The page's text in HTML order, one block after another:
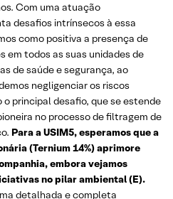
Com uma atuação
desafios intrínsecos à essa
como positiva a presença de
em todos as suas unidades de
de saúde e segurança, ao
negligenciar os riscos
o principal desafio, que se estende
no processo de filtragem de
Para a USIM5, esperamos que a
(Ternium 14%) aprimore
embora vejamos
no pilar ambiental (E).
detalhada e completa